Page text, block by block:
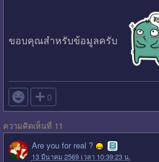
ขอบคุณสำหรับข้อมูลครับ
 0
ความคิดเห็นที่ 11
Are you for real ?
13 มีนาคม 2569 เวลา 10:39:23 น.